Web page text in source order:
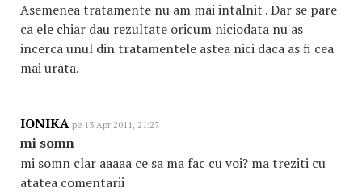
Asemenea tratamente nu am mai intalnit . Dar se pare
ca ele chiar dau rezultate oricum niciodata nu as
incerca unul din tratamentele astea nici daca as fi cea
mai urata.
IONIKA pe 13 Apr 2011, 21:27
mi somn
mi somn clar aaaaa ce sa ma fac cu voi? ma treziti cu
atatea comentarii